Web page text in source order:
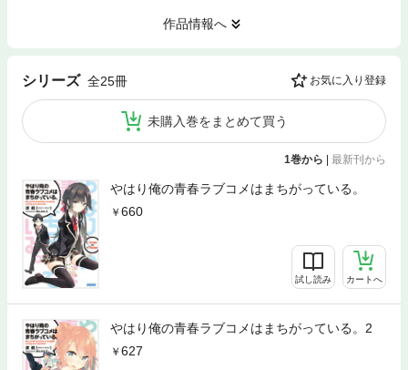
作品情報へ
シリーズ 全25冊 お気に入り登録
未購入巻をまとめて買う
1巻から | 最新刊から
やはり俺の青春ラブコメはまちがっている。
660
試し読み カートへ
やはり俺の青春ラブコメはまちがっている。2
627